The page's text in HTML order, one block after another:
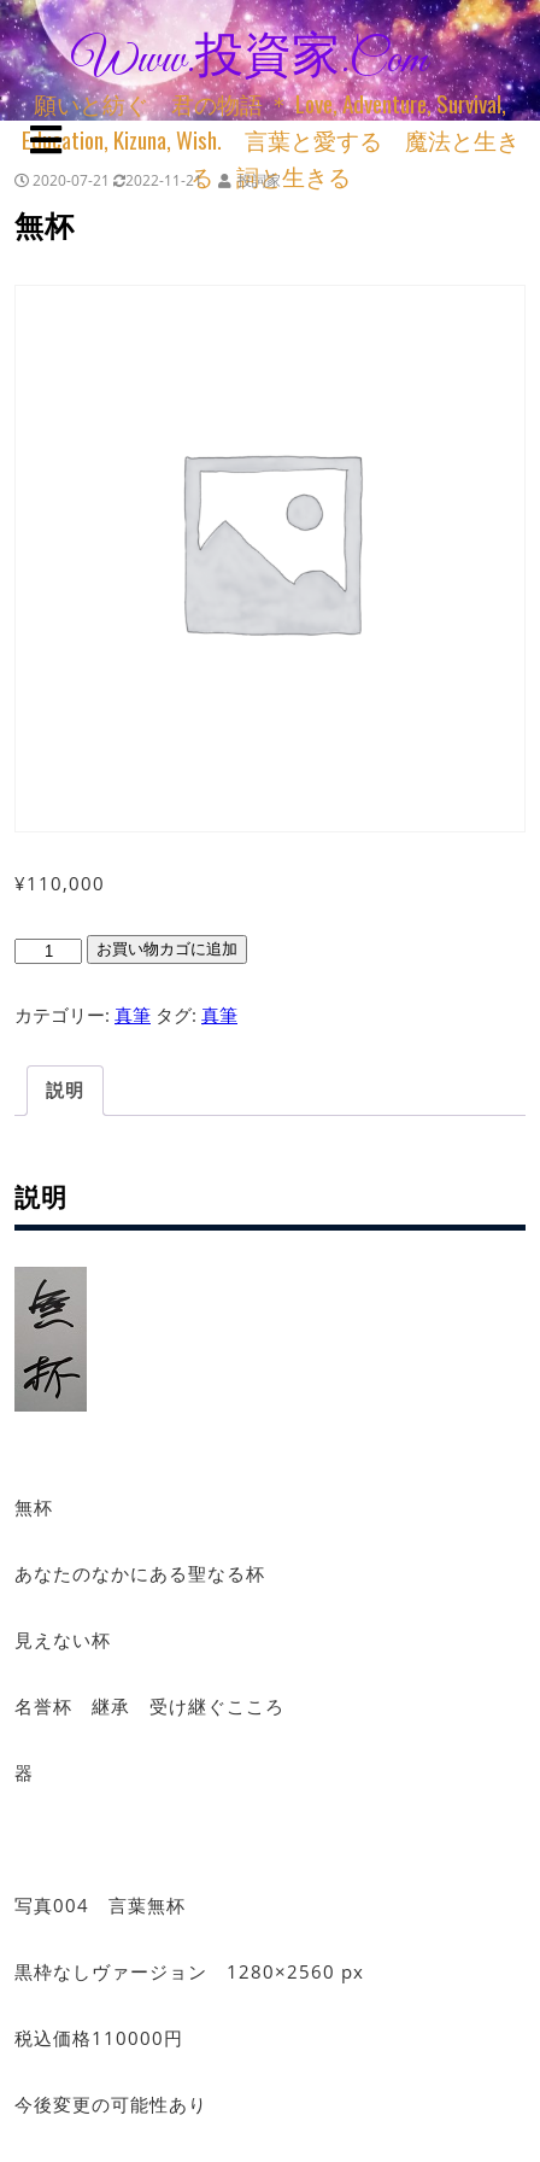
Www.投資家.com
願いと紡ぐ 君の物語 ＊ Love, Adventure, Survival,
Education, Kizuna, Wish. 言葉と愛する 魔法と生き
る 詞と生きる
2020-07-21 2022-11-21 投詞家
無杯
¥110,000
無
個
お買い物カゴに追加
カテゴリー: 真筆 タグ: 真筆
説明
説明
無杯
あなたのなかにある聖なる杯
見えない杯
名誉杯 継承 受け継ぐこころ
器
写真004 言葉無杯
黒枠なしヴァージョン 1280×2560 px
税込価格110000円
今後変更の可能性あり